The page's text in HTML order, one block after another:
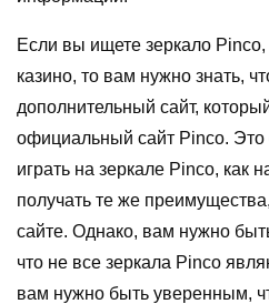
Если вы ищете зеркало
казино, то вам нужно знать,
дополнительный сайт,
официальный сайт Pinco. Это
играть на зеркале Pinco, как
получать те же
сайте. Однако, вам нужно
что не все зеркала Pinco
вам нужно быть уверенным,